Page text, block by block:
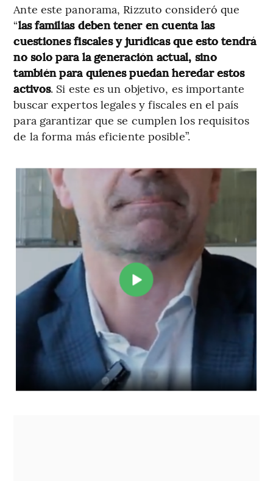
Ante este panorama, Rizzuto consideró que
“las familias deben tener en cuenta las
cuestiones fiscales y jurídicas que esto tendrá
no solo para la generación actual, sino
también para quienes puedan heredar estos
activos. Si este es un objetivo, es importante
buscar expertos legales y fiscales en el país
para garantizar que se cumplen los requisitos
de la forma más eficiente posible”.